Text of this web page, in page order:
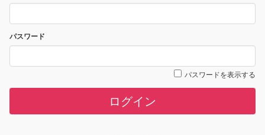
パスワード
パスワードを表示する
ログイン